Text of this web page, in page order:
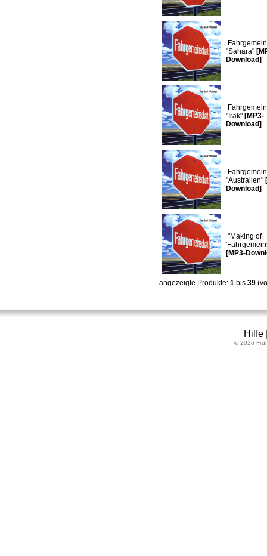
"Sahara"
Download]
"Irak" [MP3-
Download]
"Australien"
Download]
"Making of
[MP3-
angezeigte Produkte: 1 bis 39
Hilfe
© 2026